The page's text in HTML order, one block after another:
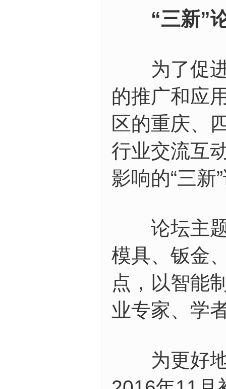
“三新”
为了促进
的推广和应
区的重庆、
行业交流互
影响的“三新
论坛主题
模具、钣金
点，以智能
业专家、学
为更好地